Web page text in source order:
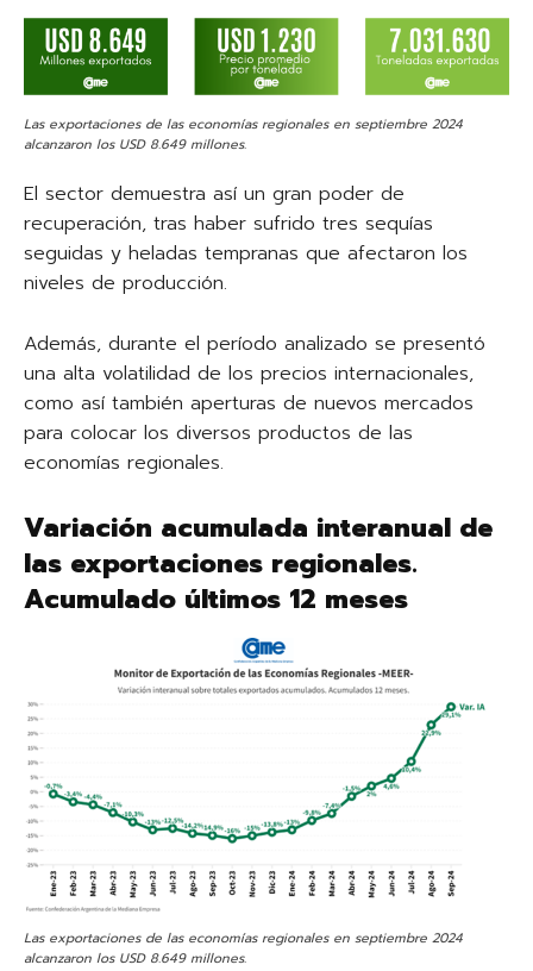
Las exportaciones de las economías regionales en septiembre 2024
alcanzaron los USD 8.649 millones.
El sector demuestra así un gran poder de
recuperación, tras haber sufrido tres sequías
seguidas y heladas tempranas que afectaron los
niveles de producción.
Además, durante el período analizado se presentó
una alta volatilidad de los precios internacionales,
como así también aperturas de nuevos mercados
para colocar los diversos productos de las
economías regionales.
Variación acumulada interanual de
las exportaciones regionales.
Acumulado últimos 12 meses
Las exportaciones de las economías regionales en septiembre 2024
alcanzaron los USD 8.649 millones.